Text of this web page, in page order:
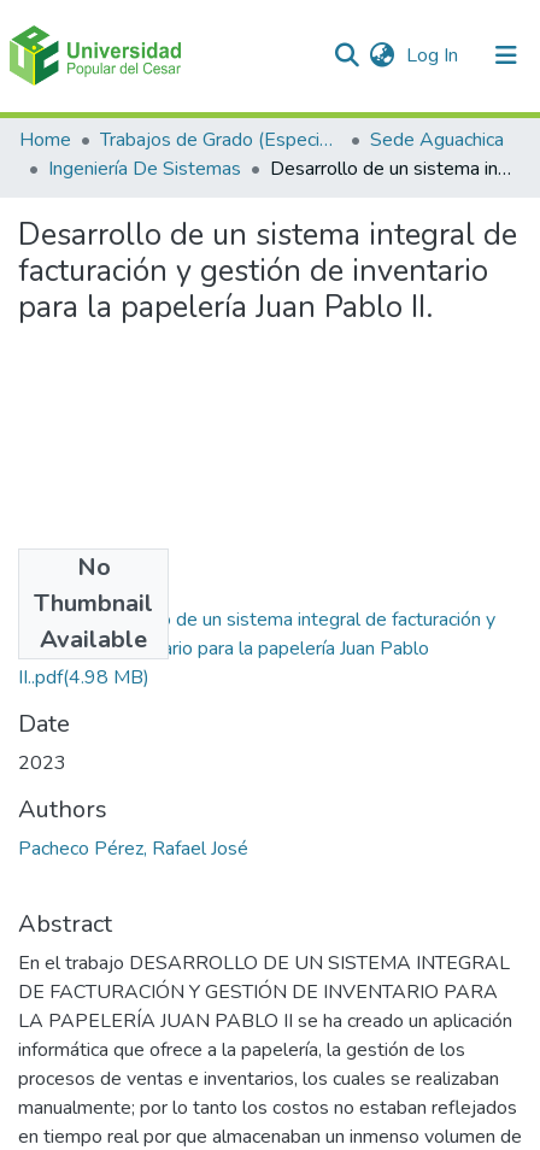
Log In (current)
Communities & Collections
All of DSpace
Statistics
Home Trabajos de Grado (Especializaciones y Pregrados)
Sede Aguachica
Ingeniería De Sistemas
Desarrollo de un sistema integral de facturación y gestión de inventario para la papelería Juan Pablo II.
Desarrollo de un sistema integral de
facturación y gestión de inventario
para la papelería Juan Pablo II.
No
Thumbnail
Available
Tesis Desarrollo de un sistema integral de facturación y
gestión de inventario para la papelería Juan Pablo
II..pdf(4.98 MB)
Date
2023
Authors
Pacheco Pérez, Rafael José
Abstract
En el trabajo DESARROLLO DE UN SISTEMA INTEGRAL
DE FACTURACIÓN Y GESTIÓN DE INVENTARIO PARA
LA PAPELERÍA JUAN PABLO II se ha creado un aplicación
informática que ofrece a la papelería, la gestión de los
procesos de ventas e inventarios, los cuales se realizaban
manualmente; por lo tanto los costos no estaban reflejados
en tiempo real por que almacenaban un inmenso volumen de